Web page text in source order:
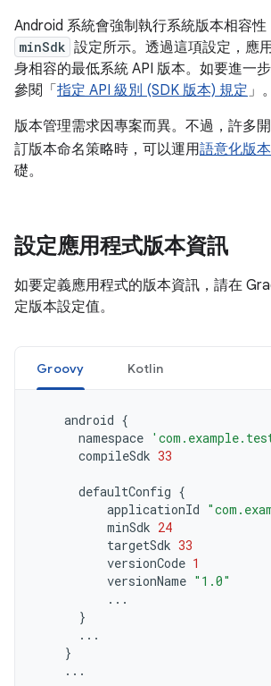
Android 系統會強制執行系統版本相容
minSdk 設定所示。透過這項設定，應
身相容的最低系統 API 版本。如要進一
參閱「 指定 API 級別 (SDK 版本) 規定」。
版本管理需求因專案而異。不過，許多
訂版本命名策略時，可以運用語意化版
礎。
設定應用程式版本資訊
如要定義應用程式的版本資訊，請在
定版本設定值。
Groovy Kotlin
android {
namespace
compileSdk 33
defaultConfig {
applicationId
minSdk 24
targetSdk 33
versionCode 1
versionName "1.0"
...
}
...
}
...